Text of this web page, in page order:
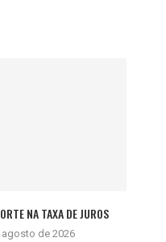
NA TAXA DE JUROS
agosto de 2026